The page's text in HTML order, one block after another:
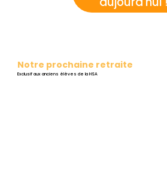
Notre prochaine retraite
Exclusif aux anciens élèves de la HSA